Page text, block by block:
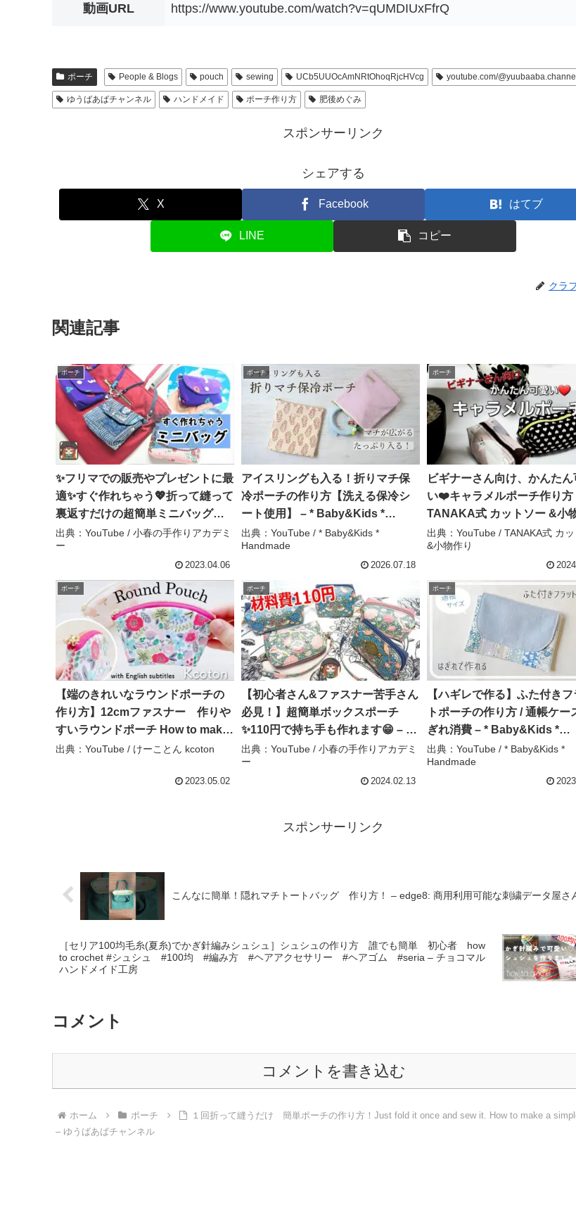
動画URL https://www.youtube.com/watch?v=qUMDIUxFfrQ
ポーチ People & Blogs pouch sewing UCb5UUOcAmNRtOhoqRjcHVcg youtube.com/@yuubaaba.channel
ゆうばあばチャンネル ハンドメイド ポーチ作り方 肥後めぐみ
スポンサーリンク
シェアする
X Facebook はてブ
LINE コピー
クラ
関連記事
ポーチ
✨フリマでの販売やプレゼントに最
適✨すぐ作れちゃう💖折って縫って
裏返すだけの超簡単ミニバッグ😆
マチは底部分だけじゃないのがポ
イントです😊 – 小春の手作りアカ
出典：YouTube / 小春の手作りアカデミ
ー
2023.04.06
ポーチ
アイスリングも入る！折りマチ保
冷ポーチの作り方【洗える保冷シ
ート使用】 – * Baby&Kids *
Handmade
出典：YouTube / * Baby&Kids *
Handmade
2026.07.18
ポーチ
ビギナーさん向け、かんたん
い❤️キャラメルポーチ作り方
TANAKA式 カットソー &小
出典：YouTube / TANAKA式 カ
&小物作り
ポーチ
【端のきれいなラウンドポーチの
作り方】12cmファスナー 作りや
すいラウンドポーチ How to make
a round mini pouch – けーことん
出典：YouTube / けーことん kcoton
2023.05.02
ポーチ
【初心者さん&ファスナー苦手さん
必見！】超簡単ボックスポーチ
✨110円で持ち手も作れます😁 – 小
春の手作りアカデミー
出典：YouTube / 小春の手作りアカデミ
ー
2024.02.13
ポーチ
【ハギレで作る】ふた付きフ
トポーチの作り方 / 通帳ケース / は
ぎれ消費 – * Baby&Kids *
Handmade
出典：YouTube / * Baby&Kids *
Handmade
スポンサーリンク
こんなに簡単！隠れマチトートバッグ 作り方！ – edge8: 商用利用可能な刺繍データ屋さ
［セリア100均毛糸(夏糸)でかぎ針編みシュシュ］シュシュの作り方 誰でも簡単 初心者 how
to crochet #シュシュ #100均 #編み方 #ヘアアクセサリー #ヘアゴム #seria – チョコマル
ハンドメイド工房
コメント
コメントを書き込む
ホーム ポーチ
１回折って縫うだけ 簡単ポーチの作り方！Just fold it once and sew it. How to make a
– ゆうばあばチャンネル